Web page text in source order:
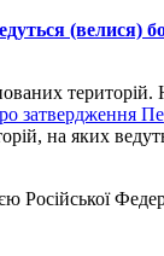
(велися)
затвердження
на яких
Російської